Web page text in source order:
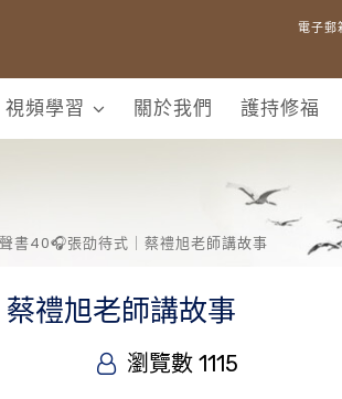
電子郵
視頻學習 關於我們 護持修福
書40🎧張劭待式｜蔡禮旭老師講故事
禮旭老師講故事
瀏覽數 1115